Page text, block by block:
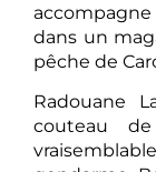
dans un
pêche de
Radouane
couteau